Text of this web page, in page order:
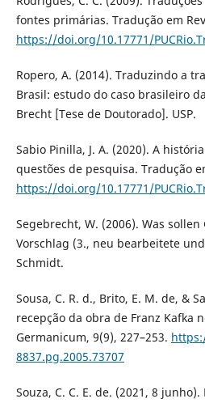
fontes primárias. Tradução em
https://doi.org/10.17771/
Ropero, A. (2014). Traduzindo a
Brasil: estudo do caso brasileiro
Brecht [Tese de Doutorado]. USP.
Sabio Pinilla, J. A. (2020). A
questões de pesquisa. Tradução
https://doi.org/10.17771/
Segebrecht, W. (2006). Was
Vorschlag (3., neu bearbeitete
Schmidt.
Sousa, C. R. d., Brito, E. M. de, &
recepção da obra de Franz Kafka
Germanicum, 9(9), 227–253.
8837.pg.2005.73707
Souza, C. C. E. de. (2021, 8